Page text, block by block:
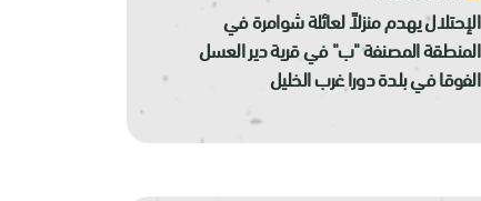
الإحتلال يهدم منزلاً لعائلة شوامرة في
المنطقة المصنفة "ب" في قرية دير العسل
الفوقا في بلدة دورا غرب الخليل